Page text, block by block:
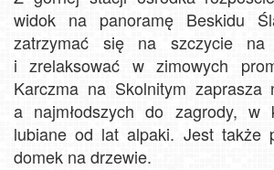
widok na panoramę Beskidu
zatrzymać się na szczycie na
i zrelaksować w zimowych
Karczma na Skolnitym zaprasza
a najmłodszych do zagrody, w
lubiane od lat alpaki. Jest także
domek na drzewie.